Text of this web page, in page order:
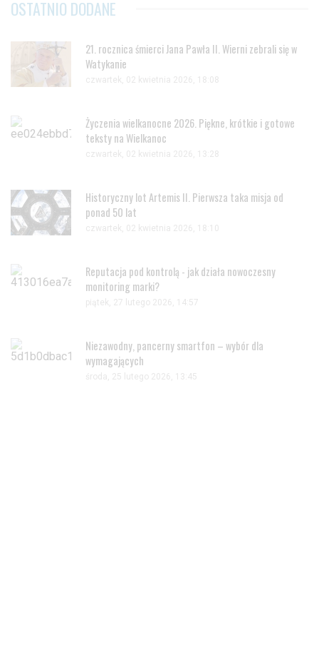
OSTATNIO DODANE
21. rocznica śmierci Jana Pawła II. Wierni zebrali się w
Watykanie
czwartek, 02 kwietnia 2026, 18:08
Życzenia wielkanocne 2026. Piękne, krótkie i gotowe
teksty na Wielkanoc
czwartek, 02 kwietnia 2026, 13:28
Historyczny lot Artemis II. Pierwsza taka misja od
ponad 50 lat
czwartek, 02 kwietnia 2026, 18:10
Reputacja pod kontrolą - jak działa nowoczesny
monitoring marki?
piątek, 27 lutego 2026, 14:57
Niezawodny, pancerny smartfon – wybór dla
wymagających
środa, 25 lutego 2026, 13:45